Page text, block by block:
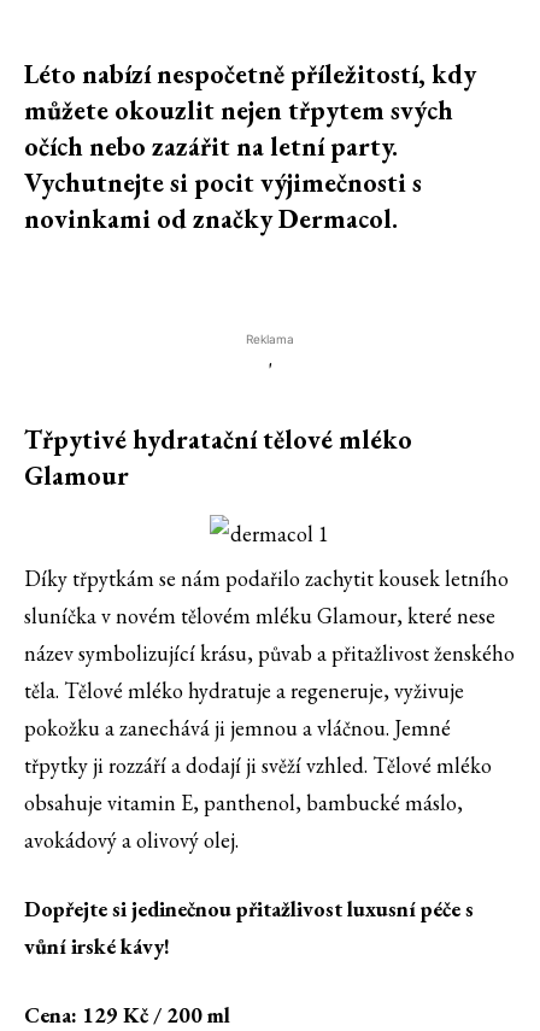
Léto nabízí nespočetně příležitostí, kdy
můžete okouzlit nejen třpytem svých
očích nebo zazářit na letní party.
Vychutnejte si pocit výjimečnosti s
novinkami od značky Dermacol.
Reklama
'
Třpytivé hydratační tělové mléko
Glamour
Díky třpytkám se nám podařilo zachytit kousek letního
sluníčka v novém tělovém mléku Glamour, které nese
název symbolizující krásu, půvab a přitažlivost ženského
těla. Tělové mléko hydratuje a regeneruje, vyživuje
pokožku a zanechává ji jemnou a vláčnou. Jemné
třpytky ji rozzáří a dodají ji svěží vzhled. Tělové mléko
obsahuje vitamin E, panthenol, bambucké máslo,
avokádový a olivový olej.
Dopřejte si jedinečnou přitažlivost luxusní péče s
vůní irské kávy!
Cena: 129 Kč / 200 ml